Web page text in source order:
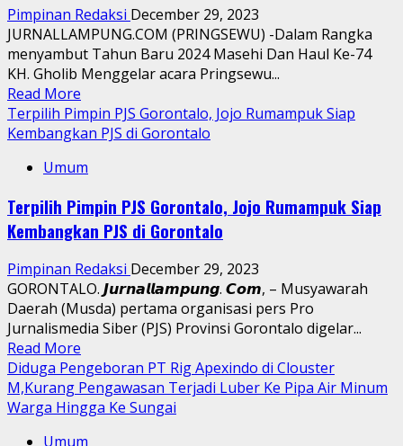
Kanan
Buka
Pelayanan
Khitanan
Gratis
Pimpinan Redaksi December 29, 2023
JURNALLAMPUNG.COM (PRINGSEWU) -Dalam Rangka
menyambut Tahun Baru 2024 Masehi Dan Haul Ke-74
KH. Gholib Menggelar acara Pringsewu...
Read More
more
about
BERSHOLAWAT
MAJELIS
NGASO
PJ.BUPATI
KABUPATEN
PRINGSEWU
Terpilih Pimpin PJS Gorontalo, Jojo Rumampuk Siap
Kembangkan PJS di Gorontalo
Umum
Terpilih Pimpin PJS Gorontalo, Jojo Rumampuk Siap
Kembangkan PJS di Gorontalo
Pimpinan Redaksi December 29, 2023
GORONTALO. 𝙅𝙪𝙧𝙣𝙖𝙡𝙡𝙖𝙢𝙥𝙪𝙣𝙜. 𝘾𝙤𝙢, – Musyawarah
Daerah (Musda) pertama organisasi pers Pro
Jurnalismedia Siber (PJS) Provinsi Gorontalo digelar...
Read More
more
about
Terpilih
Diduga Pengeboran PT Rig Apexindo di Clouster
M,Kurang Pengawasan Terjadi Luber Ke Pipa Air Minum
Warga Hingga Ke Sungai
Umum